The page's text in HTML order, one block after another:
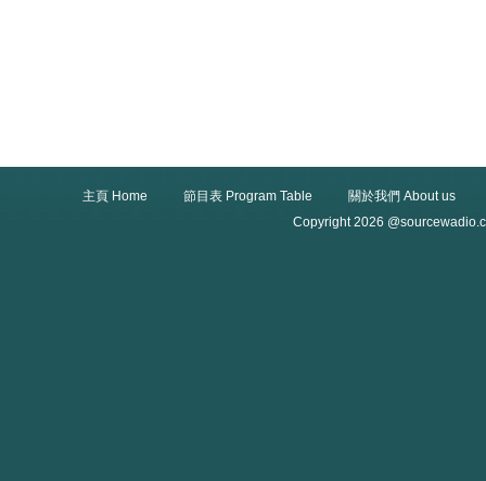
主頁 Home 節目表 Program Table
關於我們 About us
Copyright 2026